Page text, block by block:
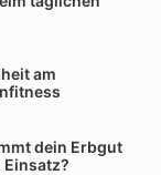
am
dein Erbgut